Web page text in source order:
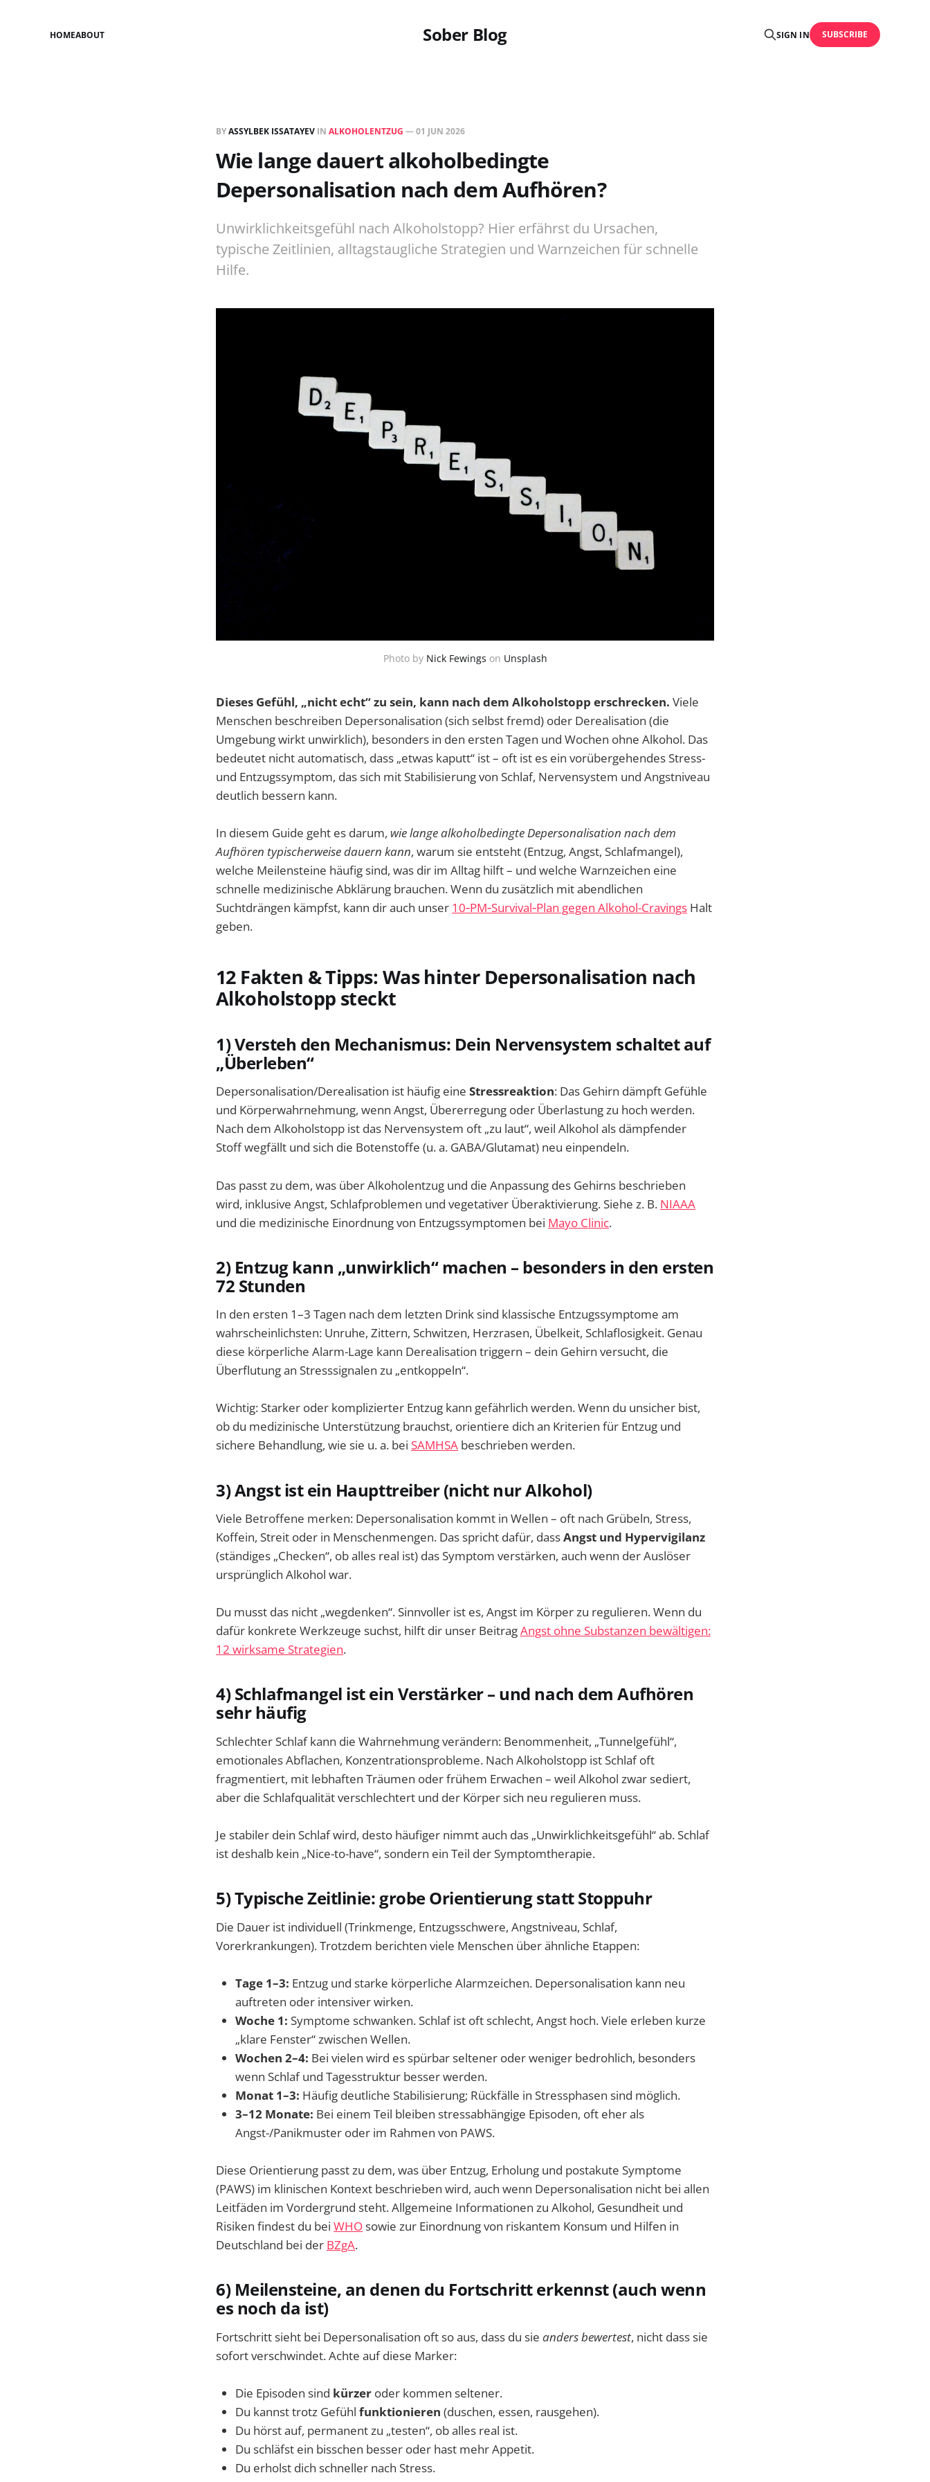
Sober Blog
HOMEABOUT SIGN IN SUBSCRIBE
BYASSYLBEK ISSATAYEV IN ALKOHOLENTZUG —01 JUN 2026
Wie lange dauert alkoholbedingte
Depersonalisation nach dem Aufhören?
Unwirklichkeitsgefühl nach Alkoholstopp? Hier erfährst du Ursachen,
typische Zeitlinien, alltagstaugliche Strategien und Warnzeichen für schnelle
Hilfe.
Photo by Nick Fewings on Unsplash
Dieses Gefühl, „nicht echt“ zu sein, kann nach dem Alkoholstopp erschrecken. Viele
Menschen beschreiben Depersonalisation (sich selbst fremd) oder Derealisation (die
Umgebung wirkt unwirklich), besonders in den ersten Tagen und Wochen ohne Alkohol. Das
bedeutet nicht automatisch, dass „etwas kaputt“ ist – oft ist es ein vorübergehendes Stress-
und Entzugssymptom, das sich mit Stabilisierung von Schlaf, Nervensystem und Angstniveau
deutlich bessern kann.
In diesem Guide geht es darum, wie lange alkoholbedingte Depersonalisation nach dem
Aufhören typischerweise dauern kann, warum sie entsteht (Entzug, Angst, Schlafmangel),
welche Meilensteine häufig sind, was dir im Alltag hilft – und welche Warnzeichen eine
schnelle medizinische Abklärung brauchen. Wenn du zusätzlich mit abendlichen
Suchtdrängen kämpfst, kann dir auch unser 10‑PM‑Survival‑Plan gegen Alkohol-Cravings Halt
geben.
12 Fakten & Tipps: Was hinter Depersonalisation nach
Alkoholstopp steckt
1) Versteh den Mechanismus: Dein Nervensystem schaltet auf
„Überleben“
Depersonalisation/Derealisation ist häufig eine Stressreaktion: Das Gehirn dämpft Gefühle
und Körperwahrnehmung, wenn Angst, Übererregung oder Überlastung zu hoch werden.
Nach dem Alkoholstopp ist das Nervensystem oft „zu laut“, weil Alkohol als dämpfender
Stoff wegfällt und sich die Botenstoffe (u. a. GABA/Glutamat) neu einpendeln.
Das passt zu dem, was über Alkoholentzug und die Anpassung des Gehirns beschrieben
wird, inklusive Angst, Schlafproblemen und vegetativer Überaktivierung. Siehe z. B. NIAAA
und die medizinische Einordnung von Entzugssymptomen bei Mayo Clinic.
2) Entzug kann „unwirklich“ machen – besonders in den ersten
72 Stunden
In den ersten 1–3 Tagen nach dem letzten Drink sind klassische Entzugssymptome am
wahrscheinlichsten: Unruhe, Zittern, Schwitzen, Herzrasen, Übelkeit, Schlaflosigkeit. Genau
diese körperliche Alarm-Lage kann Derealisation triggern – dein Gehirn versucht, die
Überflutung an Stresssignalen zu „entkoppeln“.
Wichtig: Starker oder komplizierter Entzug kann gefährlich werden. Wenn du unsicher bist,
ob du medizinische Unterstützung brauchst, orientiere dich an Kriterien für Entzug und
sichere Behandlung, wie sie u. a. bei SAMHSA beschrieben werden.
3) Angst ist ein Haupttreiber (nicht nur Alkohol)
Viele Betroffene merken: Depersonalisation kommt in Wellen – oft nach Grübeln, Stress,
Koffein, Streit oder in Menschenmengen. Das spricht dafür, dassAngst und Hypervigilanz
(ständiges „Checken“, ob alles real ist) das Symptom verstärken, auch wenn der Auslöser
ursprünglich Alkohol war.
Du musst das nicht „wegdenken“. Sinnvoller ist es, Angst im Körper zu regulieren. Wenn du
dafür konkrete Werkzeuge suchst, hilft dir unser BeitragAngst ohne Substanzen bewältigen:
12 wirksame Strategien.
4) Schlafmangel ist ein Verstärker – und nach dem Aufhören
sehr häufig
Schlechter Schlaf kann die Wahrnehmung verändern: Benommenheit, „Tunnelgefühl“,
emotionales Abflachen, Konzentrationsprobleme. Nach Alkoholstopp ist Schlaf oft
fragmentiert, mit lebhaften Träumen oder frühem Erwachen – weil Alkohol zwar sediert,
aber die Schlafqualität verschlechtert und der Körper sich neu regulieren muss.
Je stabiler dein Schlaf wird, desto häufiger nimmt auch das „Unwirklichkeitsgefühl“ ab. Schlaf
ist deshalb kein „Nice-to-have“, sondern ein Teil der Symptomtherapie.
5) Typische Zeitlinie: grobe Orientierung statt Stoppuhr
Die Dauer ist individuell (Trinkmenge, Entzugsschwere, Angstniveau, Schlaf,
Vorerkrankungen). Trotzdem berichten viele Menschen über ähnliche Etappen:
Tage 1–3: Entzug und starke körperliche Alarmzeichen. Depersonalisation kann neu
auftreten oder intensiver wirken.
Woche 1: Symptome schwanken. Schlaf ist oft schlecht, Angst hoch. Viele erleben kurze
„klare Fenster“ zwischen Wellen.
Wochen 2–4: Bei vielen wird es spürbar seltener oder weniger bedrohlich, besonders
wenn Schlaf und Tagesstruktur besser werden.
Monat 1–3: Häufig deutliche Stabilisierung; Rückfälle in Stressphasen sind möglich.
3–12 Monate: Bei einem Teil bleiben stressabhängige Episoden, oft eher als
Angst-/Panikmuster oder im Rahmen von PAWS.
Diese Orientierung passt zu dem, was über Entzug, Erholung und postakute Symptome
(PAWS) im klinischen Kontext beschrieben wird, auch wenn Depersonalisation nicht bei allen
Leitfäden im Vordergrund steht. Allgemeine Informationen zu Alkohol, Gesundheit und
Risiken findest du bei WHOsowie zur Einordnung von riskantem Konsum und Hilfen in
Deutschland bei der BZgA.
6) Meilensteine, an denen du Fortschritt erkennst (auch wenn
es noch da ist)
Fortschritt sieht bei Depersonalisation oft so aus, dass du sie anders bewertest, nicht dass sie
sofort verschwindet. Achte auf diese Marker:
Die Episoden sind kürzer oder kommen seltener.
Du kannst trotz Gefühl funktionieren (duschen, essen, rausgehen).
Du hörst auf, permanent zu „testen“, ob alles real ist.
Du schläfst ein bisschen besser oder hast mehr Appetit.
Du erholst dich schneller nach Stress.